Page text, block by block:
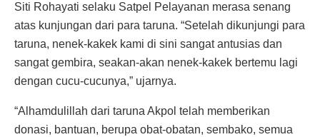
Siti Rohayati selaku Satpel Pelayanan merasa senang
atas kunjungan dari para taruna. “Setelah dikunjungi para
taruna, nenek-kakek kami di sini sangat antusias dan
sangat gembira, seakan-akan nenek-kakek bertemu lagi
dengan cucu-cucunya,” ujarnya.
“Alhamdulillah dari taruna Akpol telah memberikan
donasi, bantuan, berupa obat-obatan, sembako, semua